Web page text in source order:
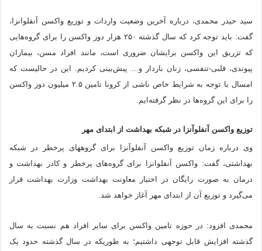
سید حیدر محمدی، درباره آخرین وضعیت واردات و توزیع واکسن آنفلوانزا،
گفت: باید توجه کرد که سال گذشته ۲۵۰ هزار دوز واکسن را برای گروه‌هایی
که تزریق این واکسن برایشان ضروری است، مانند افراد مسن، بیماران
پیوندی، قلبی-تنفسی، زنان باردار و… پیش‌بینی کردیم. این در حالیست که
امسال با توجه به شرایط خاص ناشی از کرونا تامین ۲.۵ میلیون دوز واکسن
را برای این گروه‌ها در نظر گرفته‌ایم.
توزیع واکسن آنفلوآنزا در شبکه بهداشت از ابتدای مهر
وی درباره زمان توزیع واکسن آنفلوآنزا برای گروه‎های پرخطر در شبکه
بهداشتی، گفت: واکسن آنفلوانزا برای گروه‌های پرخطر و کادر بهداشت و
درمان به صورت رایگان در اختیار معاونت بهداشت وزارت بهداشت قرار
می‌گیرد و توزیع آن از ابتدای مهر آغاز خواهد شد.
محمدی افزود: در حوزه تامین واکسن برای سایر افراد هم نسبت به سال
گذشته افزایش قابل توجهی داشتیم؛ به‎ طوریکه در سال گذشته حدود یک